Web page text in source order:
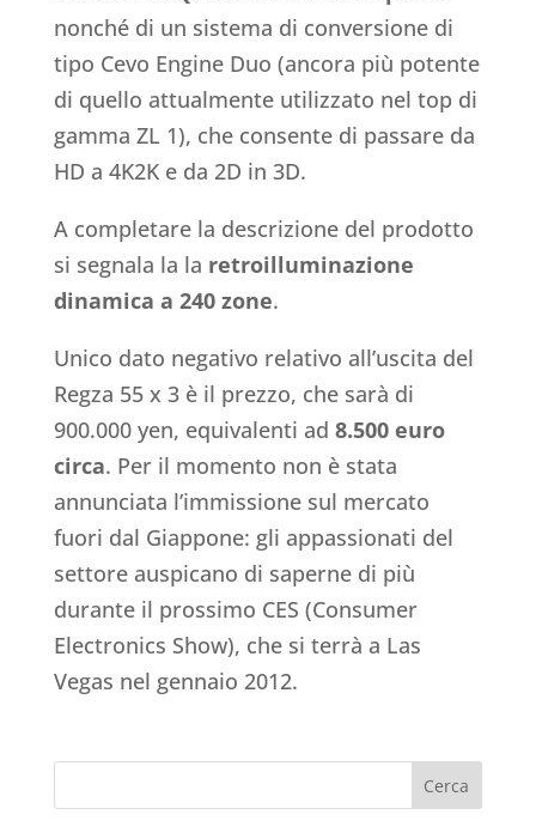
nonché di un sistema di conversione di
tipo Cevo Engine Duo (ancora più potente
di quello attualmente utilizzato nel top di
gamma ZL 1), che consente di passare da
HD a 4K2K e da 2D in 3D.
A completare la descrizione del prodotto
si segnala la la retroilluminazione
dinamica a 240 zone.
Unico dato negativo relativo all’uscita del
Regza 55 x 3 è il prezzo, che sarà di
900.000 yen, equivalenti ad 8.500 euro
circa. Per il momento non è stata
annunciata l’immissione sul mercato
fuori dal Giappone: gli appassionati del
settore auspicano di saperne di più
durante il prossimo CES (Consumer
Electronics Show), che si terrà a Las
Vegas nel gennaio 2012.